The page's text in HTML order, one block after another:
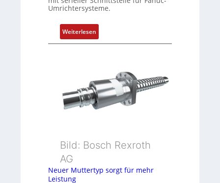
P
i
n
s
m
u
u
Umrichtersysteme.
Weiterlesen
D
g
e
b
o
i
Bild: Bosch Rexroth
AG
Neuer Muttertyp sorgt für mehr
Leistung